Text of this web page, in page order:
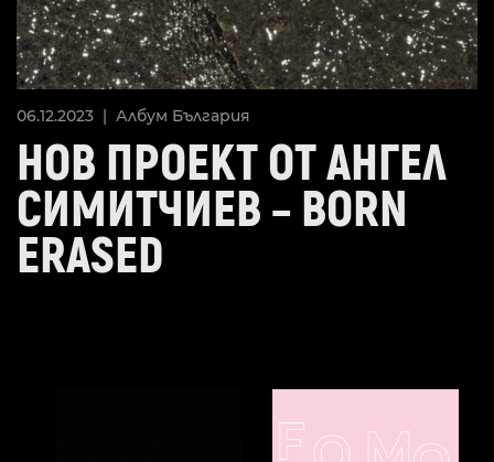
06.12.2023 | Албум България
НОВ ПРОЕКТ ОТ АНГЕЛ
СИМИТЧИЕВ – BORN
ERASED